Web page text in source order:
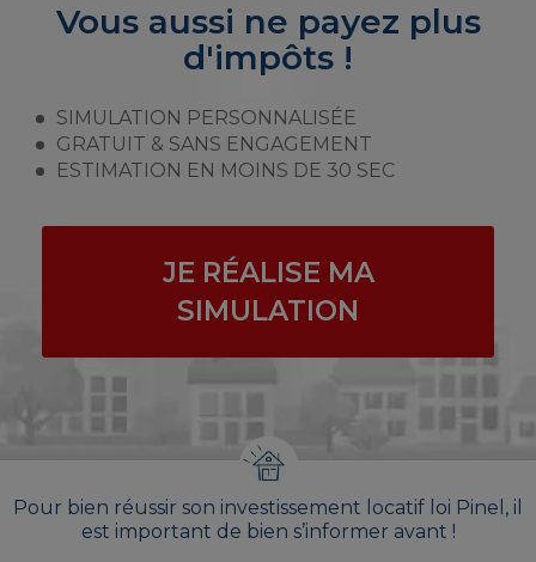
Vous aussi ne payez plus
d'impôts !
SIMULATION PERSONNALISÉE
GRATUIT & SANS ENGAGEMENT
ESTIMATION EN MOINS DE 30 SEC
JE RÉALISE MA
SIMULATION
Pour bien réussir son investissement locatif loi Pinel, il
est important de bien s’informer avant !